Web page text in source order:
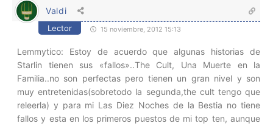
Valdi
Lector 15 noviembre, 2012 15:13
Lemmytico: Estoy de acuerdo que algunas historias de
Starlin tienen sus «fallos»..The Cult, Una Muerte en la
Familia..no son perfectas pero tienen un gran nivel y son
muy entretenidas(sobretodo la segunda,the cult tengo que
releerla) y para mi Las Diez Noches de la Bestia no tiene
fallos y esta en los primeros puestos de mi top ten, aunque